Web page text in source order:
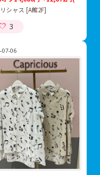
シャス [A館2F]
3
07-06